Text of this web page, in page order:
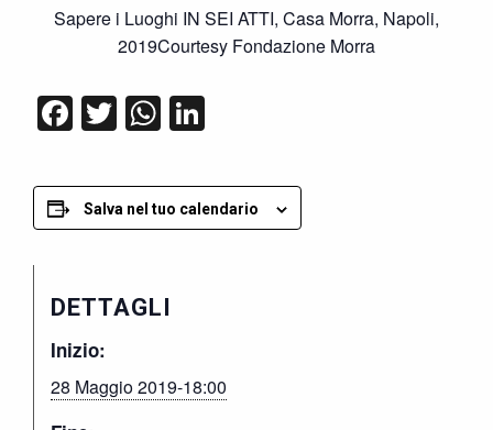
Sapere i Luoghi IN SEI ATTI, Casa Morra, Napoli,
2019Courtesy Fondazione Morra
Facebook
TwitterWhatsApp
Salva nel tuo calendario
DETTAGLI
Inizio:
28 Maggio 2019-18:00